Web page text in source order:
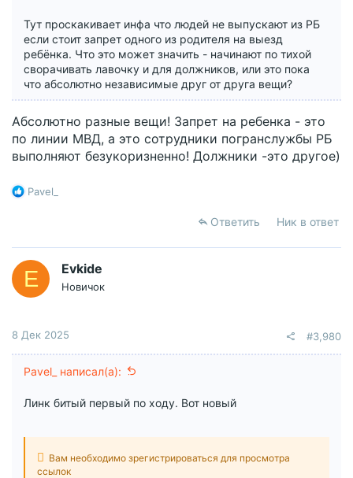
Тут проскакивает инфа что людей не выпускают из РБ
если стоит запрет одного из родителя на выезд
ребёнка. Что это может значить - начинают по тихой
сворачивать лавочку и для должников, или это пока
что абсолютно независимые друг от друга вещи?
Абсолютно разные вещи! Запрет на ребенка - это
по линии МВД, а это сотрудники погранслужбы РБ
выполняют безукоризненно! Должники -это другое)
Р
ц
и
и
:
Pavel_
Ответить Ник в ответ
E Evkide
Новичок
8 Дек 2025 #3,980
Pavel_ написал(а):
Линк битый первый по ходу. Вот новый
Вам необходимо зрегистрироваться для просмотра
ссылок